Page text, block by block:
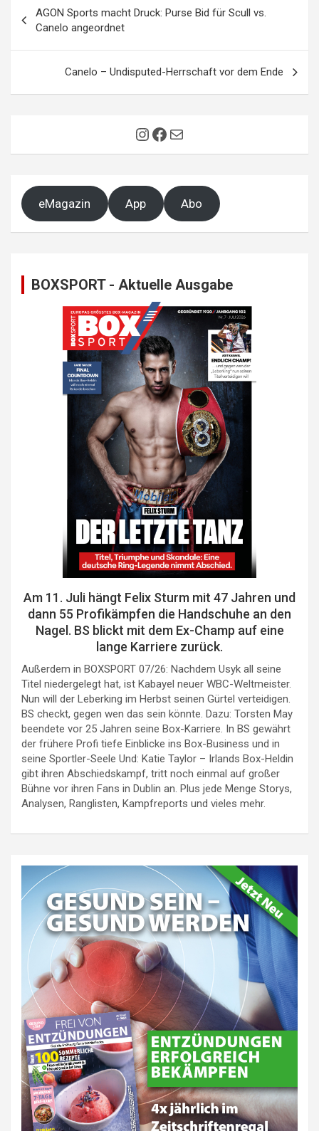
AGON Sports macht Druck: Purse Bid für Scull vs.
Canelo angeordnet
Canelo – Undisputed-Herrschaft vor dem Ende
Instagram
Facebook
E-Mail
eMagazin App Abo
BOXSPORT - Aktuelle Ausgabe
Am 11. Juli hängt Felix Sturm mit 47 Jahren und
dann 55 Profikämpfen die Handschuhe an den
Nagel. BS blickt mit dem Ex-Champ auf eine
lange Karriere zurück.
Außerdem in BOXSPORT 07/26: Nachdem Usyk all seine
Titel niedergelegt hat, ist Kabayel neuer WBC-Weltmeister.
Nun will der Leberking im Herbst seinen Gürtel verteidigen.
BS checkt, gegen wen das sein könnte. Dazu: Torsten May
beendete vor 25 Jahren seine Box-Karriere. In BS gewährt
der frühere Profi tiefe Einblicke ins Box-Business und in
seine Sportler-Seele Und: Katie Taylor – Irlands Box-Heldin
gibt ihren Abschiedskampf, tritt noch einmal auf großer
Bühne vor ihren Fans in Dublin an. Plus jede Menge Storys,
Analysen, Ranglisten, Kampfreports und vieles mehr.